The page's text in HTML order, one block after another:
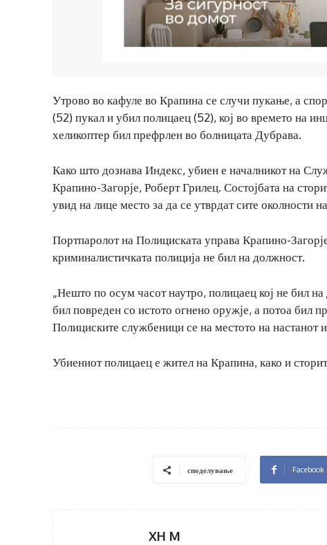
Утрово во кафуле во Крапина се случи пукање, а
(52) пукал и убил полицаец (52), кој во времето на
хеликоптер бил префрлен во болницата Дубрава.
Како што дознава Индекс, убиен е началникот на
Крапино-Загорје, Роберт Грилец. Состојбата на
увид на лице место за да се утврдат сите околности
Портпаролот на Полициската управа Крапино-
криминалистичката полиција не бил на должност.
„Нешто по осум часот наутро, полицаец кој не бил
бил повреден со истото огнено оружје, а потоа бил
Полициските службеници се на местото на настанот
Убиениот полицаец е жител на Крапина, како и
споделување Facebook
XH M